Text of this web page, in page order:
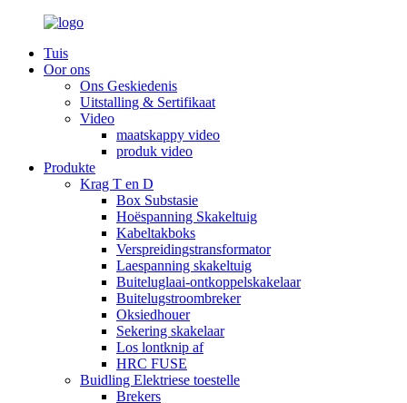
Tuis
Oor ons
Ons Geskiedenis
Uitstalling & Sertifikaat
Video
maatskappy video
produk video
Produkte
Krag T en D
Box Substasie
Hoëspanning Skakeltuig
Kabeltakboks
Verspreidingstransformator
Laespanning skakeltuig
Buiteluglaai-ontkoppelskakelaar
Buitelugstroombreker
Oksiedhouer
Sekering skakelaar
Los lontknip af
HRC FUSE
Buidling Elektriese toestelle
Brekers